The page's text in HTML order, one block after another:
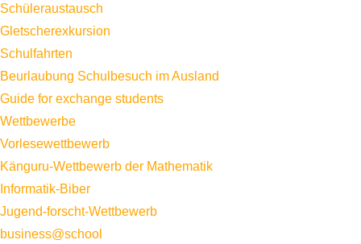
Schüleraustausch
Gletscherexkursion
Schulfahrten
Beurlaubung Schulbesuch im Ausland
Guide for exchange students
Wettbewerbe
Vorlesewettbewerb
Känguru-Wettbewerb der Mathematik
Informatik-Biber
Jugend-forscht-Wettbewerb
business@school